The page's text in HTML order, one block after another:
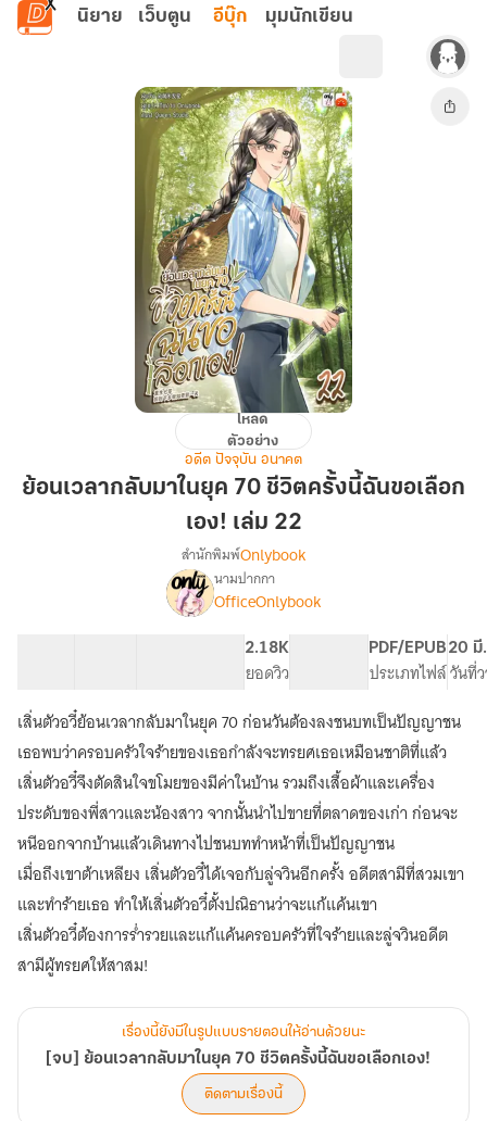
ข้ามไปยังเนื้อหาหลัก
นิยาย เว็บตูน อีบุ๊ก มุมนักเขียน
กลับ
ครั้ง
ฉัน
ขอ
เลือก
เอง!
เล่ม
22
โหลด
ตัวอย่าง
อดีต ปัจจุบัน อนาคต
ย้อนเวลากลับมาในยุค 70 ชีวิตครั้งนี้ฉันขอเลือก
เอง! เล่ม 22
เรื่อง[จบ]
ย้อน
เวลา
กลับ
มา
ใน
ยุค
70
ชีวิต
ครั้ง
นี้
ฉัน
ขอ
เลือก
เอง!
สำนักพิมพ์Onlybook
นามปากกา
OfficeOnlybook
2.18K
ยอดวิว
PDF/EPUB
ประเภทไฟล์
20 มี
วันที่
เสิ่นตัวอวี๋ย้อนเวลากลับมาในยุค 70 ก่อนวันต้องลงชนบทเป็นปัญญาชน
เธอพบว่าครอบครัวใจร้ายของเธอกำลังจะทรยศเธอเหมือนชาติที่แล้ว
เสิ่นตัวอวี๋จึงตัดสินใจขโมยของมีค่าในบ้าน รวมถึงเสื้อผ้าและเครื่อง
ประดับของพี่สาวและน้องสาว จากนั้นนำไปขายที่ตลาดของเก่า ก่อนจะ
หนีออกจากบ้านแล้วเดินทางไปชนบททำหน้าที่เป็นปัญญาชน
เมื่อถึงเขาต้าเหลียง เสิ่นตัวอวี๋ได้เจอกับลู่จวินอีกครั้ง อดีตสามีที่สวมเขา
และทำร้ายเธอ ทำให้เสิ่นตัวอวี๋ตั้งปณิธานว่าจะแก้แค้นเขา
เสิ่นตัวอวี๋ต้องการร่ำรวยและแก้แค้นครอบครัวที่ใจร้ายและลู่จวินอดีต
สามีผู้ทรยศให้สาสม!
เรื่องนี้ยังมีในรูปแบบรายตอนให้อ่านด้วยนะ
[จบ] ย้อนเวลากลับมาในยุค 70 ชีวิตครั้งนี้ฉันขอเลือกเอง!
ติดตามเรื่องนี้